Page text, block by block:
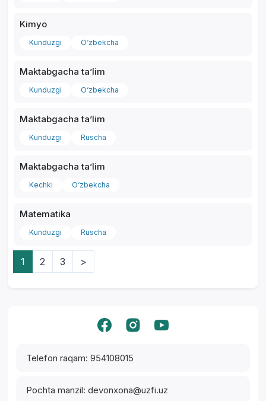
Telefon raqam: 954108015
Pochta manzil: devonxona@uzfi.uz
Kimyo
Kunduzgi O‘zbekcha
Maktabgacha taʼlim
Kunduzgi O‘zbekcha
Maktabgacha taʼlim
Kunduzgi Ruscha
Maktabgacha taʼlim
Kechki O‘zbekcha
Matematika
Kunduzgi Ruscha
1 2 3 >
Yordam markazi